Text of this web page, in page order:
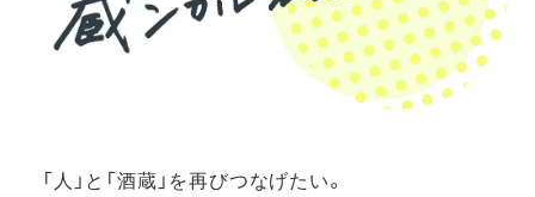
「人」と「酒蔵」を再びつなげたい。